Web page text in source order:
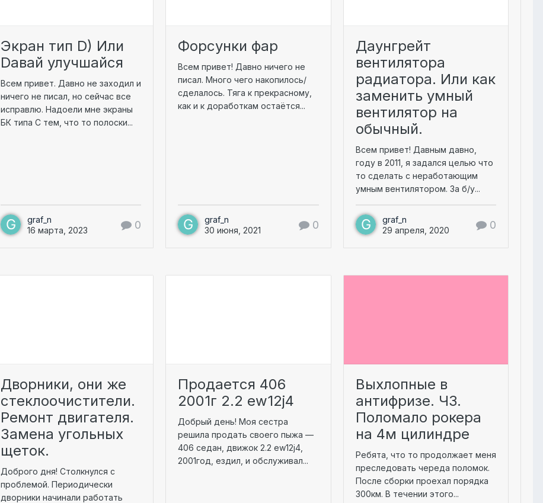
Экран тип D) Или
Daвай улучшайся
Всем привет. Давно не заходил и
ничего не писал, но сейчас все
исправлю. Надоели мне экраны
БК типа С тем, что то полоски...
graf_n
16 марта, 2023
0
Форсунки фар
Всем привет! Давно ничего не
писал. Много чего накопилось/
сделалось. Тяга к прекрасному,
как и к доработкам остаётся...
graf_n
30 июня, 2021
0
Даунгрейт
вентилятора
радиатора. Или как
заменить умный
вентилятор на
обычный.
Всем привет! Давным давно,
году в 2011, я задался целью что
то сделать с неработающим
умным вентилятором. За б/у...
graf_n
29 апреля, 2020
0
Дворники, они же
стеклоочистители.
Ремонт двигателя.
Замена угольных
щеток.
Доброго дня! Столкнулся с
проблемой. Периодически
дворники начинали работать
Продается 406
2001г 2.2 ew12j4
Добрый день! Моя сестра
решила продать своего пыжа —
406 седан, движок 2.2 ew12j4,
2001год, ездил, и обслуживал...
Выхлопные в
антифризе. Ч3.
Поломало рокера
на 4м цилиндре
Ребята, что то продолжает меня
преследовать череда поломок.
После сборки проехал порядка
300км. В течении этого...